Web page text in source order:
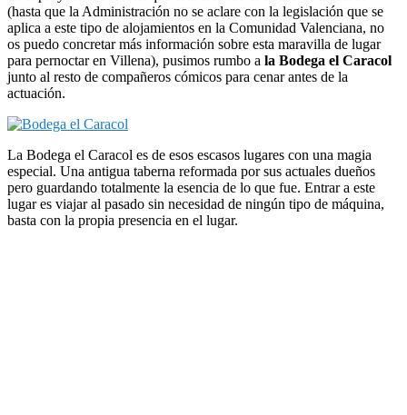
(hasta que la Administración no se aclare con la legislación que se
aplica a este tipo de alojamientos en la Comunidad Valenciana, no
os puedo concretar más información sobre esta maravilla de lugar
para pernoctar en Villena), pusimos rumbo a la Bodega el Caracol
junto al resto de compañeros cómicos para cenar antes de la
actuación.
La Bodega el Caracol es de esos escasos lugares con una magia
especial. Una antigua taberna reformada por sus actuales dueños
pero guardando totalmente la esencia de lo que fue. Entrar a este
lugar es viajar al pasado sin necesidad de ningún tipo de máquina,
basta con la propia presencia en el lugar.